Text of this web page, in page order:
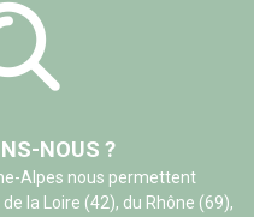
NOUS ?
Alpes nous permettent
la Loire (42), du Rhône (69),